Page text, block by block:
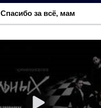
Спасибо за всё, мам